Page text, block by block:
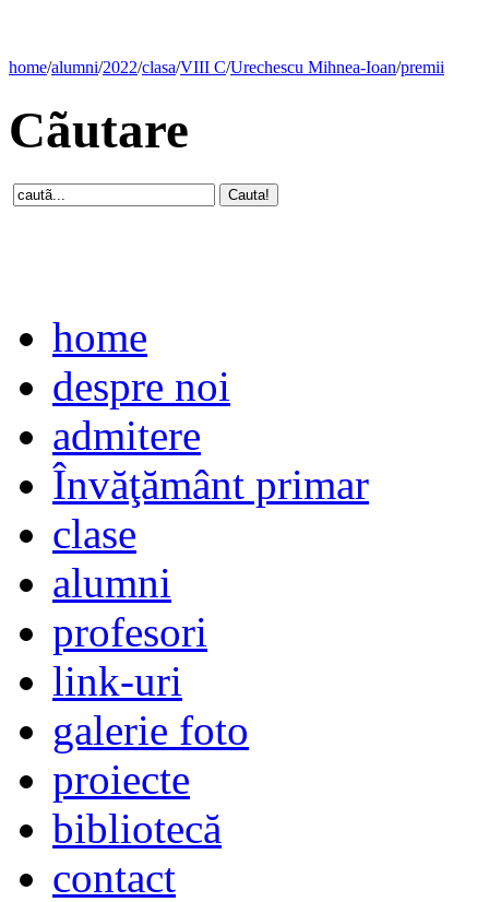
home/alumni/2022/clasa/VIII C/Urechescu Mihnea-Ioan/premii
Cãutare
home
despre noi
admitere
Învăţământ primar
clase
alumni
profesori
link-uri
galerie foto
proiecte
bibliotecă
contact